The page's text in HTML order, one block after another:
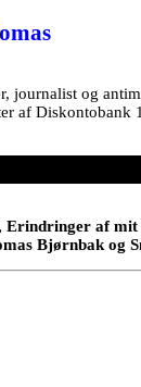
journalist og
af Diskontobank
Erindringer af
Bjørnbak og